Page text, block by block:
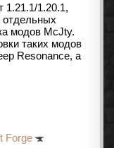
1.21.1/1.20.1,
отдельных
модов McJty.
таких модов
Resonance, а
Forge